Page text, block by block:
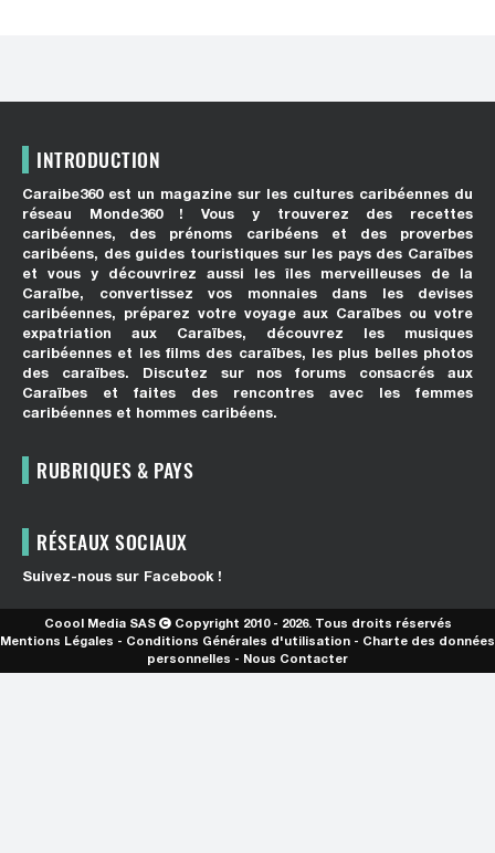
INTRODUCTION
Caraibe360 est un magazine sur les cultures caribéennes du
réseau Monde360 ! Vous y trouverez des recettes
caribéennes, des prénoms caribéens et des proverbes
caribéens, des guides touristiques sur les pays des Caraïbes
et vous y découvrirez aussi les îles merveilleuses de la
Caraïbe, convertissez vos monnaies dans les devises
caribéennes, préparez votre voyage aux Caraïbes ou votre
expatriation aux Caraïbes, découvrez les musiques
caribéennes et les films des caraïbes, les plus belles photos
des caraïbes. Discutez sur nos forums consacrés aux
Caraïbes et faites des rencontres avec les femmes
caribéennes et hommes caribéens.
RUBRIQUES & PAYS
RÉSEAUX SOCIAUX
Suivez-nous sur Facebook !
Coool Media SAS
Copyright 2010 - 2026. Tous droits réservés
Mentions Légales - Conditions Générales d'utilisation - Charte des données
personnelles - Nous Contacter